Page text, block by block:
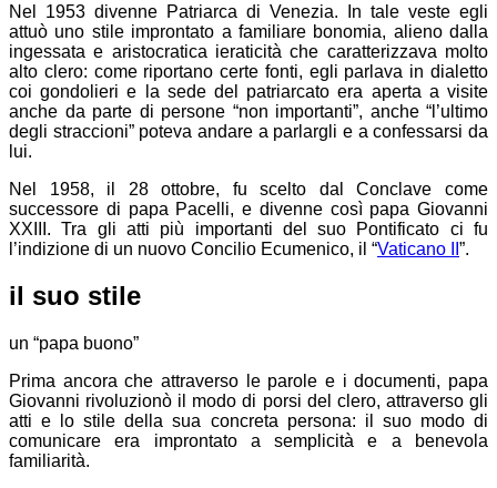
Nel 1953 divenne Patriarca di Venezia. In tale veste egli
attuò uno stile improntato a familiare bonomia, alieno dalla
ingessata e aristocratica ieraticità che caratterizzava molto
alto clero: come riportano certe fonti, egli parlava in dialetto
coi gondolieri e la sede del patriarcato era aperta a visite
anche da parte di persone “non importanti”, anche “l’ultimo
degli straccioni” poteva andare a parlargli e a confessarsi da
lui.
Nel 1958, il 28 ottobre, fu scelto dal Conclave come
successore di papa Pacelli, e divenne così papa Giovanni
XXIII. Tra gli atti più importanti del suo Pontificato ci fu
l’indizione di un nuovo Concilio Ecumenico, il “Vaticano II ”.
il suo stile
un “papa buono”
Prima ancora che attraverso le parole e i documenti, papa
Giovanni rivoluzionò il modo di porsi del clero, attraverso gli
atti e lo stile della sua concreta persona: il suo modo di
comunicare era improntato a semplicità e a benevola
familiarità.